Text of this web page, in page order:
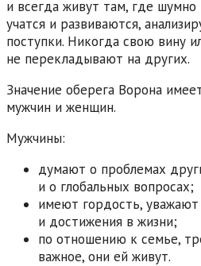
и всегда живут там, где шумно
учатся и развиваются,
поступки. Никогда свою вину
не перекладывают на других.
Значение оберега Ворона
мужчин и женщин.
Мужчины:
думают о проблемах
и о глобальных вопросах;
имеют гордость, уважают
и достижения в жизни;
по отношению к семье,
важное, они ей живут.